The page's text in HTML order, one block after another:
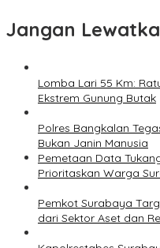
Jangan
Lomba Lari 55 Km:
Ekstrem Gunung Butak
Polres Bangkalan
Bukan Janin Manusia
Pemetaan Data
Prioritaskan Warga
Pemkot Surabaya
dari Sektor Aset dan